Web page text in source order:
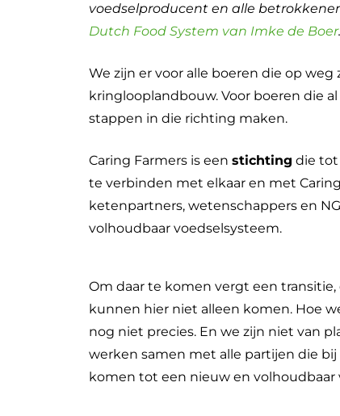
voedselproducent en alle
Dutch Food System van Imke de Boer.
We zijn er voor alle boeren die op
kringlooplandbouw. Voor boeren die
stappen in die richting maken.
Caring Farmers is een stichting die tot
te verbinden met elkaar en met
ketenpartners, wetenschappers en
volhoudbaar voedselsysteem.
Om daar te komen vergt een
kunnen hier niet alleen komen. Hoe
nog niet precies. En we zijn niet van
werken samen met alle partijen die
komen tot een nieuw en volhoudbaar